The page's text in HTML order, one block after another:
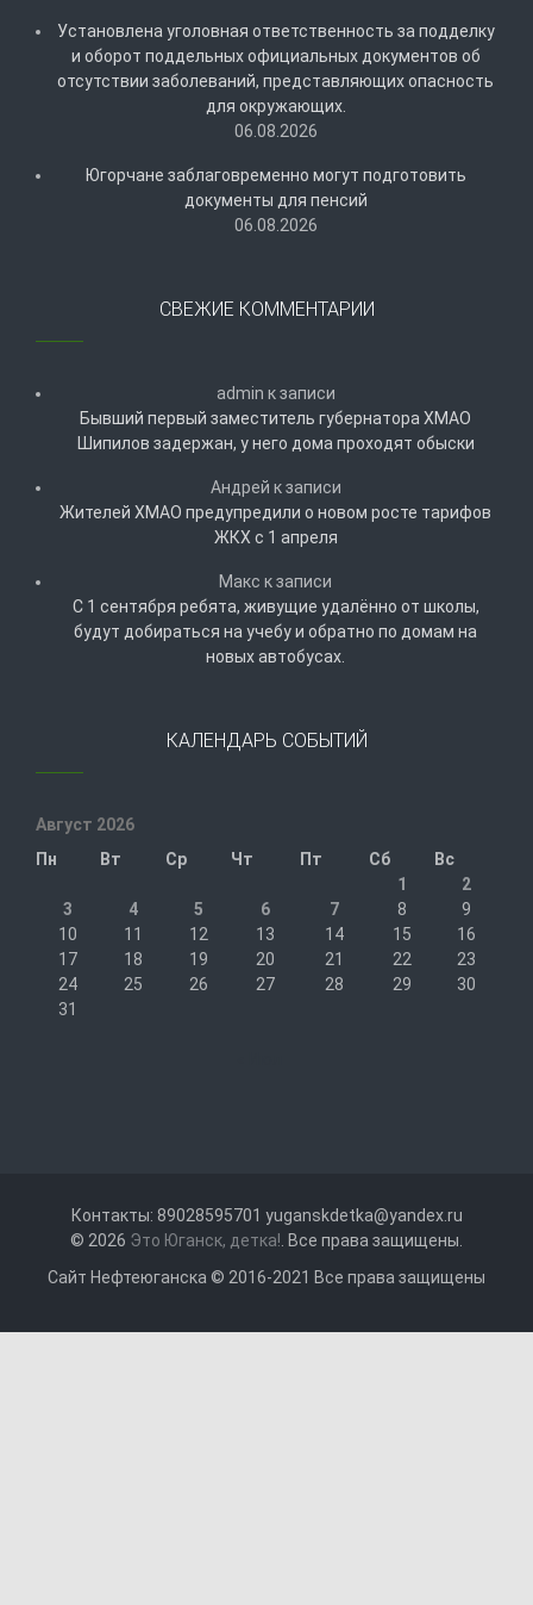
Установлена уголовная ответственность за подделку
и оборот поддельных официальных документов об
отсутствии заболеваний, представляющих опасность
для окружающих.
06.08.2026
Югорчане заблаговременно могут подготовить
документы для пенсий
06.08.2026
СВЕЖИЕ КОММЕНТАРИИ
admin к записи
Бывший первый заместитель губернатора ХМАО
Шипилов задержан, у него дома проходят обыски
Андрей к записи
Жителей ХМАО предупредили о новом росте тарифов
ЖКХ с 1 апреля
Макс к записи
С 1 сентября ребята, живущие удалённо от школы,
будут добираться на учебу и обратно по домам на
новых автобусах.
КАЛЕНДАРЬ СОБЫТИЙ
Август 2026
Пн
Вт Ср Чт Пт Сб
Вс
1
2
3
4 5 6 7 8
9
10
11 12 13 14 15
16
17
18 19 20 21 22
23
24
25 26 27 28 29
30
31
Контакты: 89028595701 yuganskdetka@yandex.ru
© 2026 Это Юганск, детка! . Все права защищены.
Сайт Нефтеюганска © 2016-2021 Все права защищены